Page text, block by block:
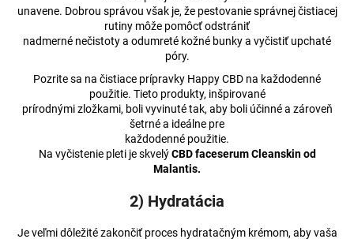
unavene. Dobrou správou však je, že pestovanie správnej čistiacej
rutiny môže pomôcť odstrániť
nadmerné nečistoty a odumreté kožné bunky a vyčistiť upchaté
póry.
Pozrite sa na čistiace prípravky Happy CBD na každodenné
použitie. Tieto produkty, inšpirované
prírodnými zložkami, boli vyvinuté tak, aby boli účinné a zároveň
šetrné a ideálne pre
každodenné použitie.
Na vyčistenie pleti je skvelýCBD faceserum Cleanskin od
Malantis.
2) Hydratácia
Je veľmi dôležité zakončiť proces hydratačným krémom, aby vaša
e
RAW
€0,59
Pôvodne: